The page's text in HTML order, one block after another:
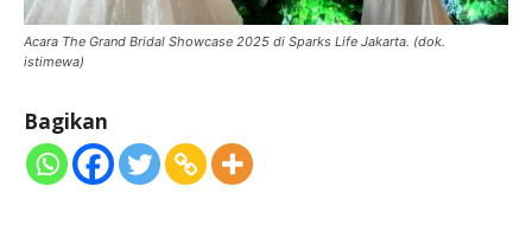
Acara The Grand Bridal Showcase 2025 di Sparks Life Jakarta. (dok.
istimewa)
Bagikan